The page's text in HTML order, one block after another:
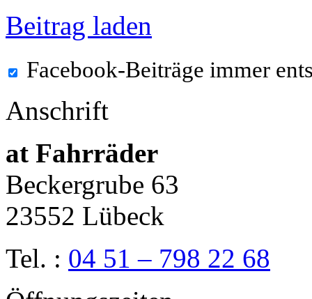
Beitrag laden
Facebook-Beiträge immer
Anschrift
at Fahrräder
Beckergrube 63
23552 Lübeck
Tel. : 04 51 – 798 22 68